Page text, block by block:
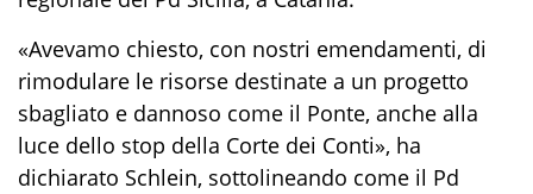
«Avevamo chiesto, con nostri emendamenti, di
rimodulare le risorse destinate a un progetto
sbagliato e dannoso come il Ponte, anche alla
luce dello stop della Corte dei Conti», ha
dichiarato Schlein, sottolineando come il Pd